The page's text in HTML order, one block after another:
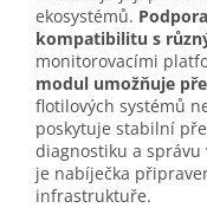
ekosystémů.
kompatibilitu s
monitorovacími
modul umožňuje
flotilových systémů
poskytuje stabilní
diagnostiku a správu
je nabíječka
infrastruktuře.